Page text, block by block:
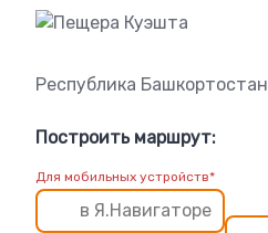
Республика Башкортостан
Построить маршрут:
Для мобильных устройств*
в Я.Навигаторе